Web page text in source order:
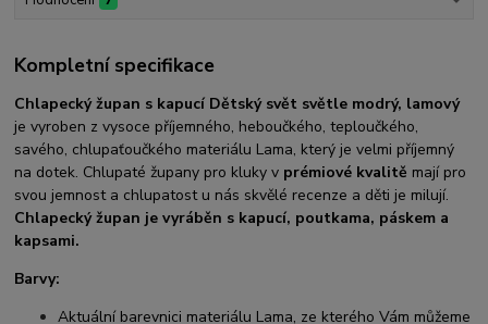
Kompletní specifikace
Chlapecký župan s kapucí Dětský svět světle modrý, lamový
je vyroben z vysoce příjemného, heboučkého, teploučkého,
savého, chlupaťoučkého materiálu Lama, který je velmi příjemný
na dotek. Chlupaté župany pro kluky v prémiové kvalitě mají pro
svou jemnost a chlupatost u nás skvělé recenze a děti je milují.
Chlapeckýžupan je vyráběn s kapucí, poutkama, páskem a
kapsami.
Barvy:
Aktuální barevnici materiálu Lama, ze kterého Vám můžeme